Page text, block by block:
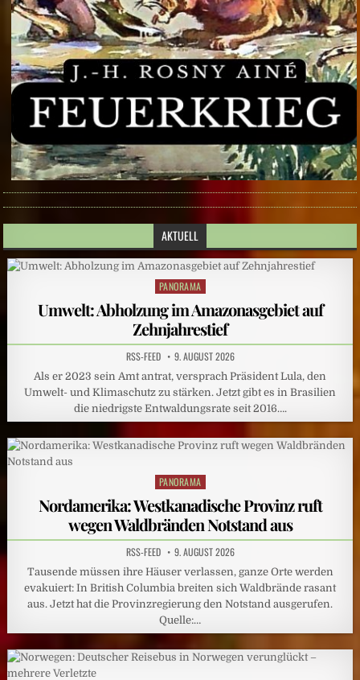
AKTUELL
Posted
PANORAMA
Umwelt: Abholzung im Amazonasgebiet auf
Zehnjahrestief
RSS-FEED 9. AUGUST 2026
Als er 2023 sein Amt antrat, versprach Präsident Lula, den
Umwelt- und Klimaschutz zu stärken. Jetzt gibt es in Brasilien
die niedrigste Entwaldungsrate seit 2016….
Posted
PANORAMA
Nordamerika: Westkanadische Provinz ruft
wegen Waldbränden Notstand aus
RSS-FEED 9. AUGUST 2026
Tausende müssen ihre Häuser verlassen, ganze Orte werden
evakuiert: In British Columbia breiten sich Waldbrände rasant
aus. Jetzt hat die Provinzregierung den Notstand ausgerufen.
Quelle:…